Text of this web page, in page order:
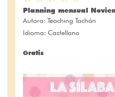
Planning mensual
Autora: Teaching Tachán
Idioma: Castellano
Gratis